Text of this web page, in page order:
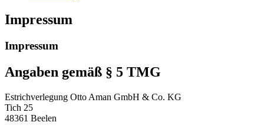
Impressum
Impressum
Angaben gemäß § 5 TMG
Estrichverlegung Otto Aman GmbH & Co. KG
Tich 25
48361 Beelen